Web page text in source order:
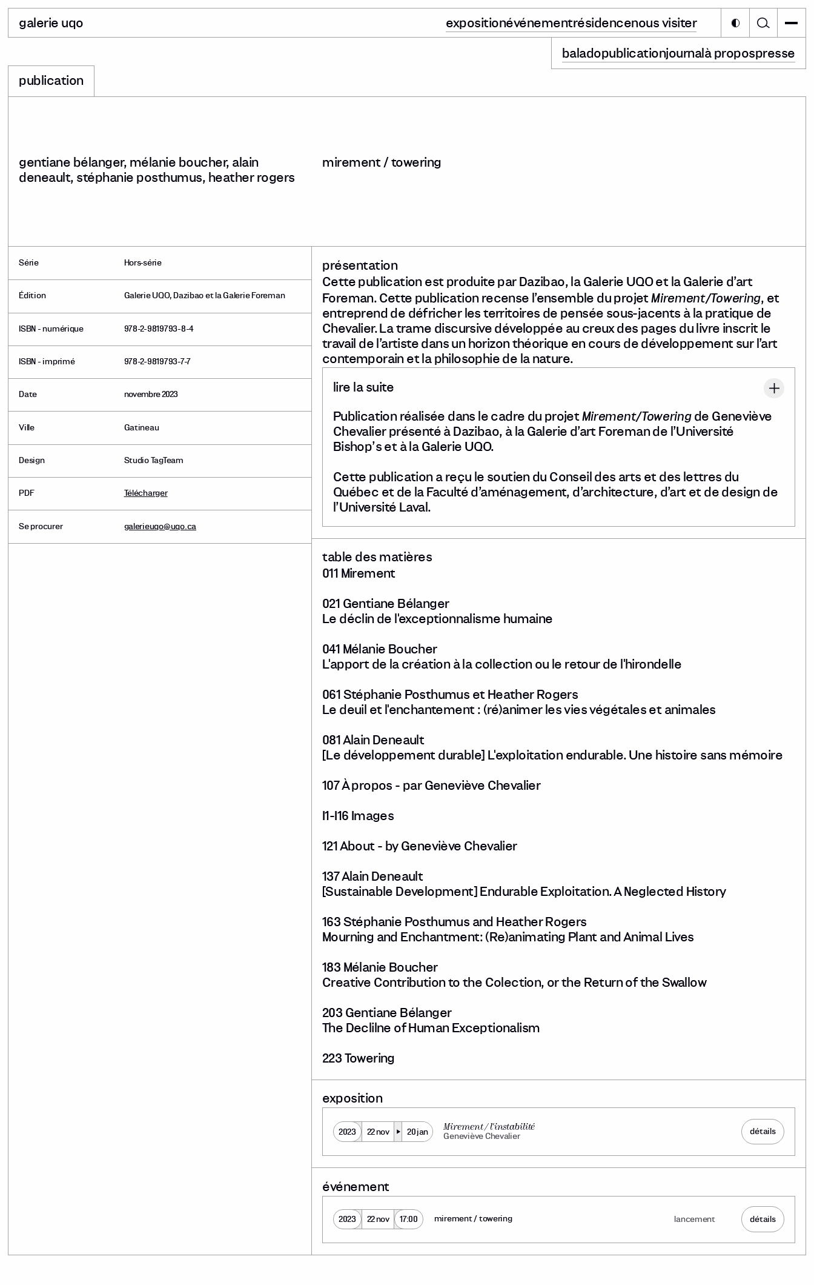
galerie uqo expositionévénementrésidencenous visiter
baladopublicationjournal à propospresse
publication
gentiane bélanger, mélanie boucher, alain
deneault, stéphanie posthumus, heather rogers
mirement / towering
Série Hors-série
Édition Galerie UQO, Dazibao et la Galerie Foreman
ISBN - numérique 978-2-9819793-8-4
ISBN - imprimé 978-2-9819793-7-7
Date novembre 2023
Ville Gatineau
Design Studio TagTeam
PDF Télécharger
Se procurer galerieuqo@uqo.ca
présentation
Cette publication est produite par Dazibao, la Galerie UQO et la Galerie d’art
Foreman. Cette publication recense l’ensemble du projetMirement/Towering, et
entreprend de défricher les territoires de pensée sous-jacents à la pratique de
Chevalier. La trame discursive développée au creux des pages du livre inscrit le
travail de l’artiste dans un horizon théorique en cours de développement sur l’art
contemporain et la philosophie de la nature.
lire la suite
Publication réalisée dans le cadre du projet Mirement/Toweringde Geneviève
Chevalier présenté à Dazibao, à la Galerie d’art Foreman de l’Université
Bishop’s et à la Galerie UQO.
Cette publication a reçu le soutien du Conseil des arts et des lettres du
Québec et de la Faculté d’aménagement, d’architecture, d’art et de design de
l’Université Laval.
table des matières
011 Mirement
021 Gentiane Bélanger
Le déclin de l'exceptionnalisme humaine
041 Mélanie Boucher
L'apport de la création à la collection ou le retour de l'hirondelle
061 Stéphanie Posthumus et Heather Rogers
Le deuil et l'enchantement : (ré)animer les vies végétales et animales
081 Alain Deneault
[Le développement durable] L'exploitation endurable. Une histoire sans mémoire
107 À propos - par Geneviève Chevalier
I1-I16 Images
121 About - by Geneviève Chevalier
137 Alain Deneault
[Sustainable Development] Endurable Exploitation. A Neglected History
163 Stéphanie Posthumus and Heather Rogers
Mourning and Enchantment: (Re)animating Plant and Animal Lives
183 Mélanie Boucher
Creative Contribution to the Colection, or the Return of the Swallow
203 Gentiane Bélanger
The Declilne of Human Exceptionalism
223 Towering
exposition
2023 22 nov 20 jan
Mirement / l'instabilité
Geneviève Chevalier
détails
événement
2023 22 nov 17:00 mirement / towering lancement détails